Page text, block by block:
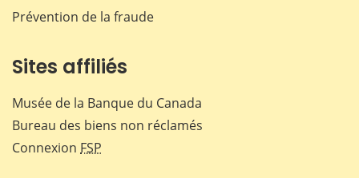
Prévention de la fraude
Sites affiliés
Musée de la Banque du Canada
Bureau des biens non réclamés
Connexion FSP